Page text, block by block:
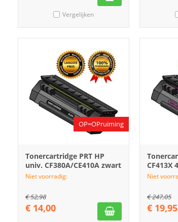
Vergelijken
OP=OPruiming
Tonercartridge PRT HP
univ. CF380A/CE410A zwart
Niet voorradig:
€52,98
€ 14,00
CF413X
Niet
€247,05
€ 19,95